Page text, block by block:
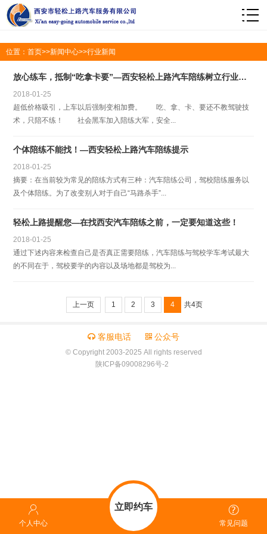
位置： 首页>>新闻中心>>行业新闻
放心练车，抵制“吃拿卡要”—西安轻松上路汽车陪练树立行业标准
2018-01-25
超低价格吸引，上车以后强制变相加费。 吃、拿、卡、要还不教驾驶技
术，只陪不练！ 社会黑车加入陪练大军，安全...
个体陪练不能找！—西安轻松上路汽车陪练提示
2018-01-25
摘要：在当前较为常见的陪练方式有三种：汽车陪练公司，驾校陪练服务以
及个体陪练。为了改变别人对于自己“马路杀手”...
轻松上路提醒您—在找西安汽车陪练之前，一定要知道这些！
2018-01-25
通过下述内容来检查自己是否真正需要陪练，汽车陪练与驾校学车考试最大
的不同在于，驾校要学的内容以及场地都是驾校为...
上一页 1 2 3 4 共4页
客服电话
公众号
© Copyright 2003-2025 All rights reserved
陕ICP备09008296号-2
个人中心
立即约车
常见问题